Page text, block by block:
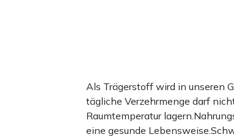
Als Trägerstoff wird in unseren
tägliche Verzehrmenge darf
Raumtemperatur
eine gesunde